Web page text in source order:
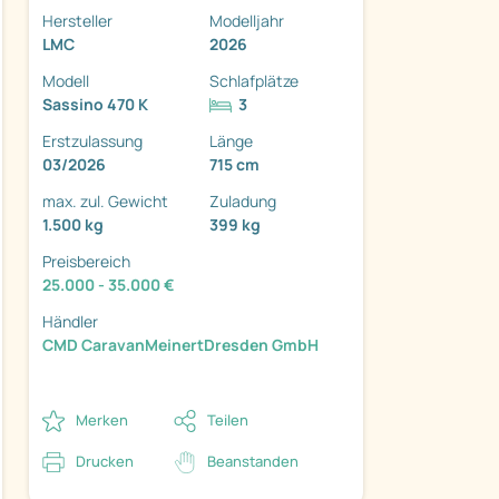
Hersteller
LMC
Modelljahr
2026
Modell
Sassino 470 K
Schlafplätze
3
Erstzulassung
03/2026
Länge
715 cm
max. zul. Gewicht
1.500 kg
Zuladung
399 kg
Preisbereich
25.000 - 35.000 €
Händler
CMD CaravanMeinertDresden GmbH
Merken Teilen
Drucken Beanstanden